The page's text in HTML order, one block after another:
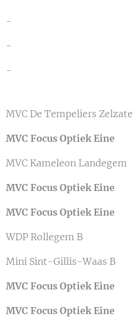
-
-
-
MVC De Tempeliers Zelzate
MVC Focus Optiek Eine
MVC Kameleon Landegem
MVC Focus Optiek Eine
MVC Focus Optiek Eine
WDP Rollegem B
Mini Sint-Gillis-Waas B
MVC Focus Optiek Eine
MVC Focus Optiek Eine